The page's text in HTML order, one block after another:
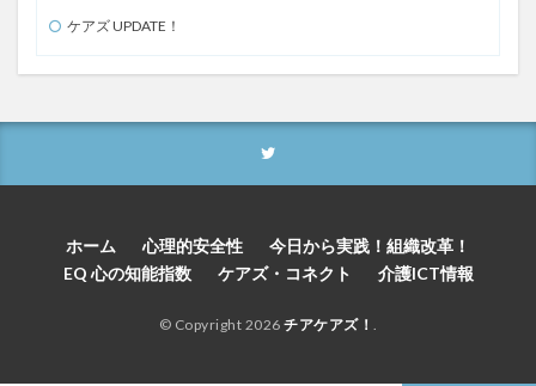
ケアズ UPDATE！
ホーム 心理的安全性
今日から実践！組織改革！
EQ 心の知能指数
ケアズ・コネクト 介護ICT情報
© Copyright 2026 チアケアズ！ .